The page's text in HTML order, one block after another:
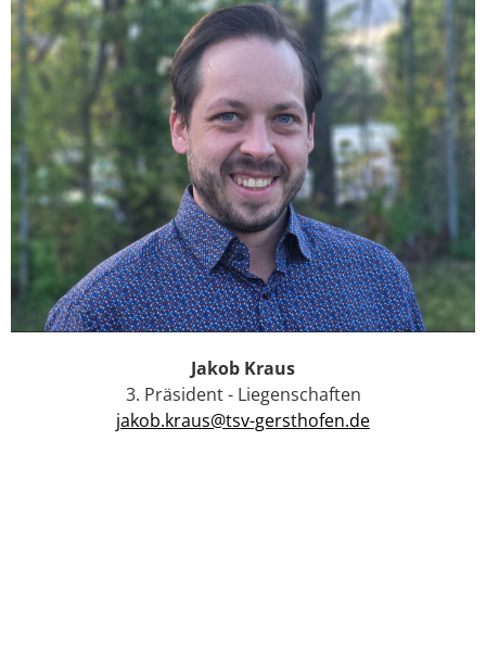
Jakob Kraus
3. Präsident - Liegenschaften
jakob.kraus@tsv-gersthofen.de